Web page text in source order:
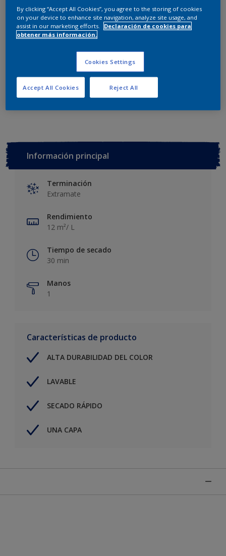
Calcular
Agregar a espacio Encontrar una tienda
Información principal
Terminación
Extramate
Rendimiento
12 m²/ L
Tiempo de secado
30 min
Manos
1
Características de producto
ALTA DURABILIDAD DEL COLOR
LAVABLE
SECADO RÁPIDO
UNA CAPA
By clicking “Accept All Cookies”, you agree to the storing of cookies
on your device to enhance site navigation, analyze site usage, and
assist in our marketing efforts.
Declaración de cookies para
obtener más información.
Cookies Settings
Reject All
Accept All Cookies